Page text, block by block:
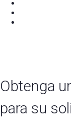
Obtenga
para su